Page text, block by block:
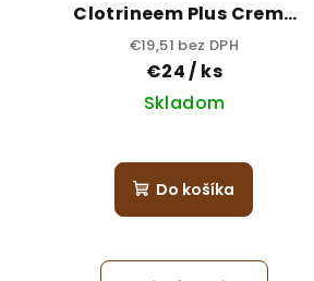
Clotrineem Plus Creme
50 ml
€19,51 bez DPH
€24/ ks
Skladom
Do košíka